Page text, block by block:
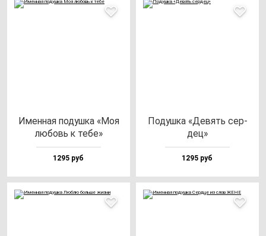
Имен­ная по­душ­ка «Моя
лю­бовь к те­бе»
1295 руб
Подуш­ка «Девять cер­
дец»
1295 руб